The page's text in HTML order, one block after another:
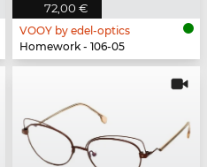
72,00 €
VOOY by edel-optics
Homework - 106-05